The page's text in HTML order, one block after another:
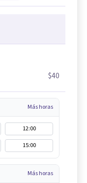
$40
Más horas
12:00
15:00
Más horas